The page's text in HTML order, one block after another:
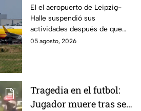
transportando
explosivos en
Alemania
El el aeropuerto de Leipzig-
Halle suspendió sus
actividades después de que
fuera localizado un dron que
05 agosto, 2026
Tragedia en el futbol:
Jugador muere tras ser